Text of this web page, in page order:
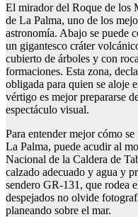
El mirador del Roque de los
de La Palma, uno de los
astronomía. Abajo se puede
un gigantesco cráter
cubierto de árboles y con
formaciones. Esta zona,
obligada para quien se aloje
vértigo es mejor prepararse
espectáculo visual.
Para entender mejor cómo
La Palma, puede acudir al
Nacional de la Caldera de
calzado adecuado y agua y
sendero GR-131, que rodea
despejados no olvide
planeando sobre el mar.